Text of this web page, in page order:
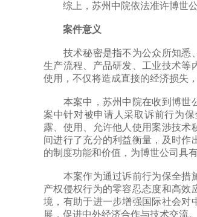
综上，苏州中院依法准许博世公
案件意义
技术秘密是指不为公众所知悉、
生产流程、产品研发、工业技术等
使用，不仅将造成直接的经济损失
本案中，苏州中院在收到博世公
案中针对被申请人采取诉前行为
露、使用、允许他人使用案涉技术
间进行了充分的利益衡量，及时作
的制度功能和价值，为博世公司具
本案作为通过诉前行为保全措施
产权侵权行为的零容忍态度和高效
境，有助于进一步增强国际社会对
展，促进中外经济合作与技术交流。